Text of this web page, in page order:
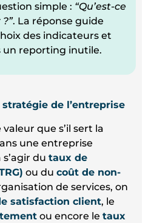
simple : “Qu’est-ce
. La réponse guide
des indicateurs et
un reporting inutile.
de l’entreprise
que s’il sert la
une entreprise
du taux de
ou du coût de non-
de services, on
satisfaction client, le
ou encore le taux